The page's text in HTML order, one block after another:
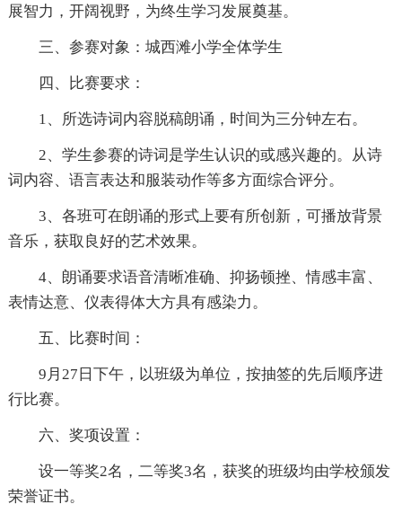
展智力，开阔视野，为终生学习发展奠基。
三、参赛对象：城西滩小学全体学生
四、比赛要求：
1、所选诗词内容脱稿朗诵，时间为三分钟左右。
2、学生参赛的诗词是学生认识的或感兴趣的。从诗
词内容、语言表达和服装动作等多方面综合评分。
3、各班可在朗诵的形式上要有所创新，可播放背景
音乐，获取良好的艺术效果。
4、朗诵要求语音清晰准确、抑扬顿挫、情感丰富、
表情达意、仪表得体大方具有感染力。
五、比赛时间：
9月27日下午，以班级为单位，按抽签的先后顺序进
行比赛。
六、奖项设置：
设一等奖2名，二等奖3名，获奖的班级均由学校颁发
荣誉证书。